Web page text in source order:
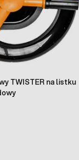
TWISTER na listku